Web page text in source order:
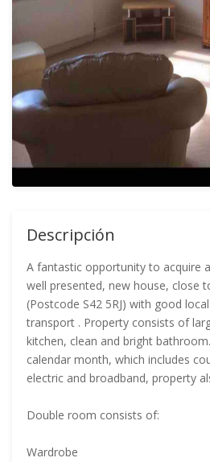
Descripción
A fantastic opportunity to acquire
well presented, new house, close
(Postcode S42 5RJ) with good
transport . Property consists of
kitchen, clean and bright
calendar month, which includes
electric and broadband, property
Double room consists of:
Wardrobe